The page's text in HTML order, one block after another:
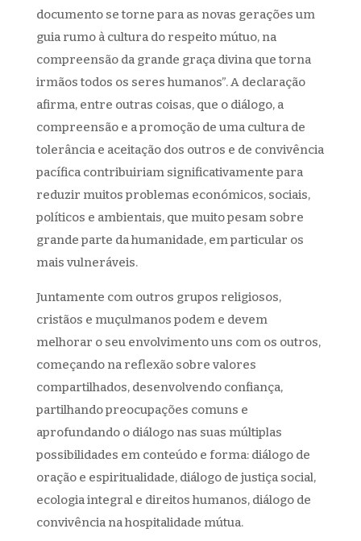
documento se torne para as novas gerações um
guia rumo à cultura do respeito mútuo, na
compreensão da grande graça divina que torna
irmãos todos os seres humanos”. A declaração
afirma, entre outras coisas, que o diálogo, a
compreensão e a promoção de uma cultura de
tolerância e aceitação dos outros e de convivência
pacífica contribuiriam significativamente para
reduzir muitos problemas económicos, sociais,
políticos e ambientais, que muito pesam sobre
grande parte da humanidade, em particular os
mais vulneráveis.
Juntamente com outros grupos religiosos,
cristãos e muçulmanos podem e devem
melhorar o seu envolvimento uns com os outros,
começando na reflexão sobre valores
compartilhados, desenvolvendo confiança,
partilhando preocupações comuns e
aprofundando o diálogo nas suas múltiplas
possibilidades em conteúdo e forma: diálogo de
oração e espiritualidade, diálogo de justiça social,
ecologia integral e direitos humanos, diálogo de
convivência na hospitalidade mútua.